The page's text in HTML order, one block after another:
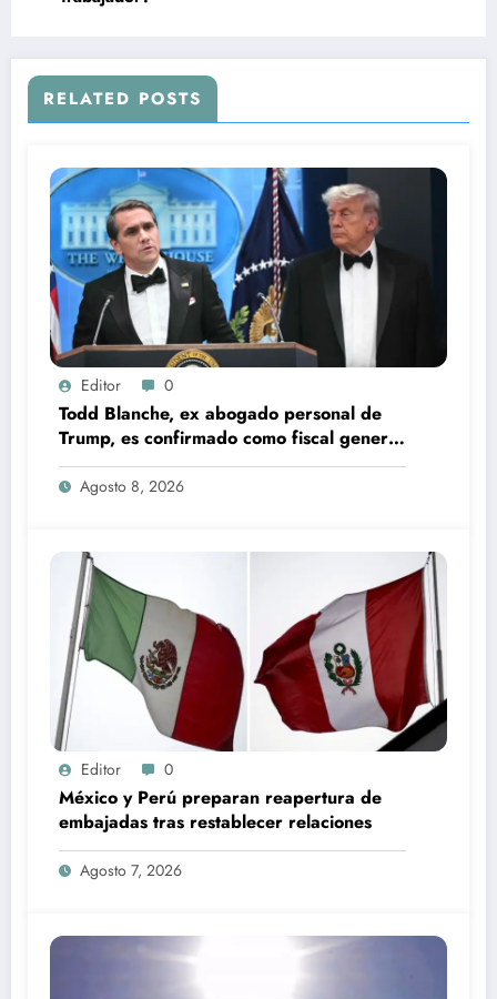
RELATED POSTS
Editor 0
Todd Blanche, ex abogado personal de
Trump, es confirmado como fiscal general
de EU
Agosto 8, 2026
Editor 0
México y Perú preparan reapertura de
embajadas tras restablecer relaciones
Agosto 7, 2026